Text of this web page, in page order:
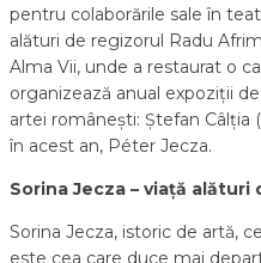
pentru colaborările sale în
alături de regizorul Radu
Alma Vii, unde a restaurat o
organizează anual expoziții
artei românești: Ștefan Câlția
în acest an, Péter Jecza.
Sorina Jecza – viață alături
Sorina Jecza, istoric de artă,
este cea care duce mai